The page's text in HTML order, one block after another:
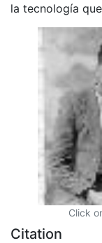
la tecnología
Click
Citation